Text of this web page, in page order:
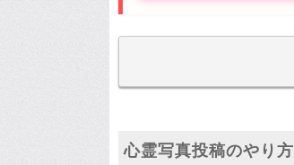
心霊写真投稿のやり方